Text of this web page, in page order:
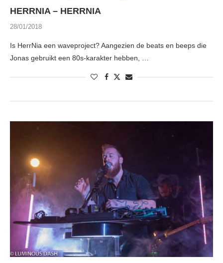
HERRNIA – HERRNIA
28/01/2018
Is HerrNia een waveproject? Aangezien de beats en beeps die
Jonas gebruikt een 80s-karakter hebben, …